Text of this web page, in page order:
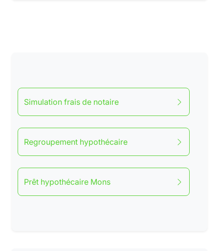
Simulation frais de notaire
Regroupement hypothécaire
Prêt hypothécaire Mons